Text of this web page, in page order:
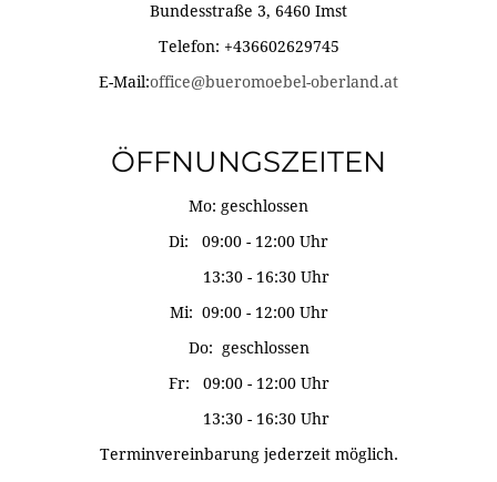
Bundesstraße 3, 6460 Imst
Telefon: +436602629745
E-Mail:office@bueromoebel-oberland.at
ÖFFNUNGSZEITEN
Mo: geschlossen
Di: 09:00 - 12:00 Uhr
13:30 - 16:30 Uhr
Mi: 09:00 - 12:00 Uhr
Do: geschlossen
Fr: 09:00 - 12:00 Uhr
13:30 - 16:30 Uhr
Terminvereinbarung jederzeit möglich.